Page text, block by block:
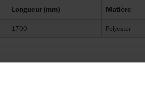
Longueur (mm) Matière
1700 Polyester